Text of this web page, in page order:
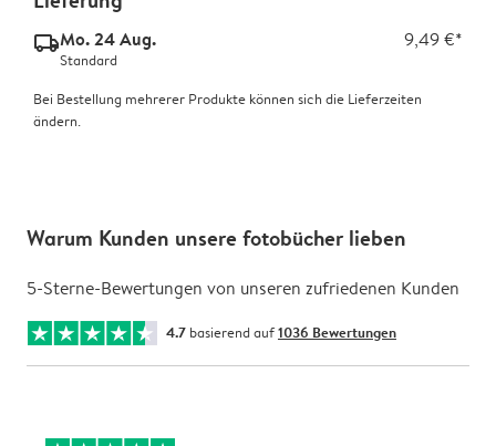
delivery_standard_v2Mo. 24 Aug. 9,49 €*
Standard
Bei Bestellung mehrerer Produkte können sich die Lieferzeiten
ändern.
Warum Kunden unsere fotobücher lieben
5-Sterne-Bewertungen von unseren zufriedenen Kunden
4.7 basierend auf1036 Bewertungen